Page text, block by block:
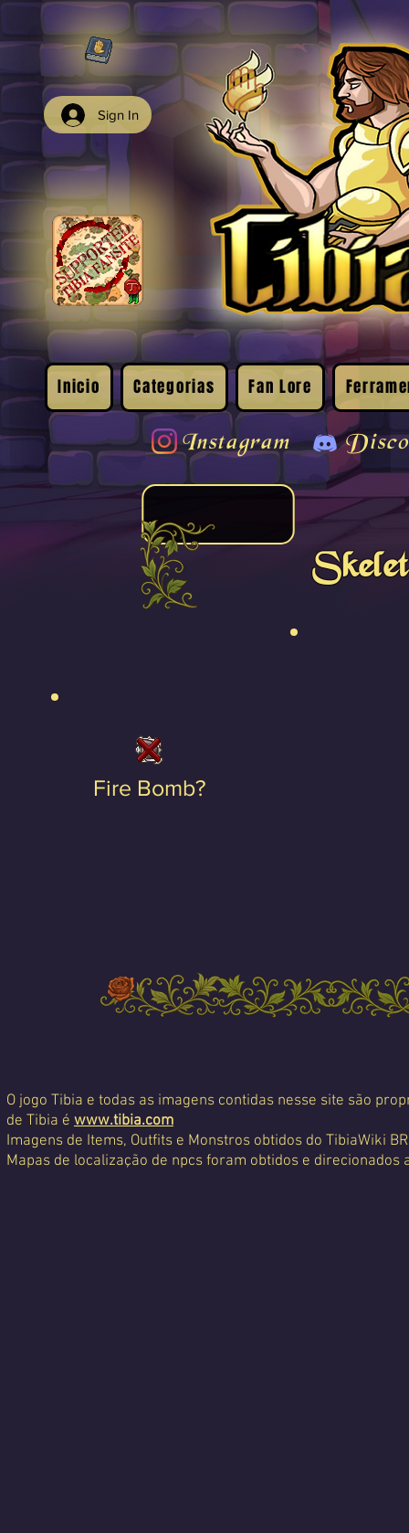
Sign In
Inicio Categorias Fan Lore
Instagram
Fire Bomb?
O jogo Tibia e todas as imagens contidas nesse site são
de Tibia é www.tibia.com
Imagens de Items, Outfits e Monstros obtidos do TibiaWiki
Mapas de localização de npcs foram obtidos e direcionados